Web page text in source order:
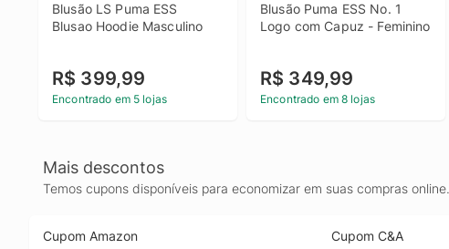
Blusão LS Puma ESS
Blusao Hoodie Masculino
R$ 399,99
Encontrado em 5 lojas
Blusão Puma ESS No. 1
Logo com Capuz - Feminino
R$ 349,99
Encontrado em 8 lojas
Mais descontos
Temos cupons disponíveis para economizar em suas compras online.
Cupom Amazon
Cupom C&A